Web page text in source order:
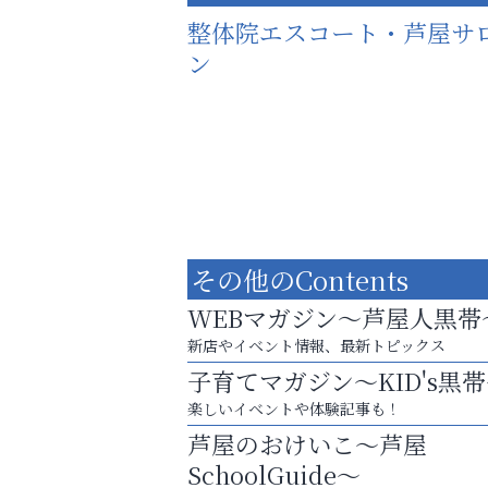
整体院エスコート・芦屋サ
ン
猫背･側弯、背骨の歪みを
整えませんか？
その他のContents
WEBマガジン～芦屋人黒帯
新店やイベント情報、最新トピックス
子育てマガジン～KID's黒
楽しいイベントや体験記事も！
芦屋のおけいこ～芦屋
SchoolGuide～